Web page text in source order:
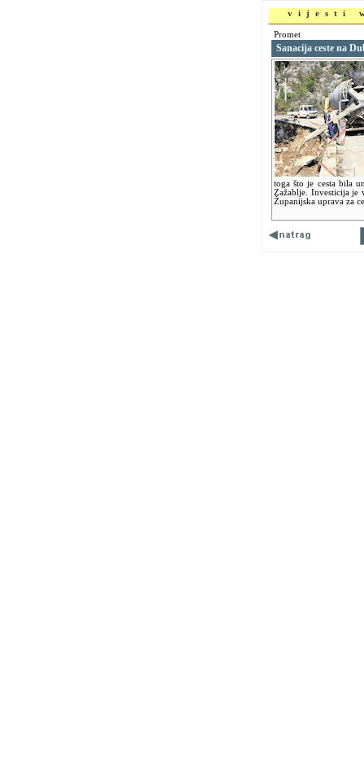
vijesti
Promet
Sanacija ceste na
toga što je cesta bila
Zažablje. Investicija
Županijska uprava za